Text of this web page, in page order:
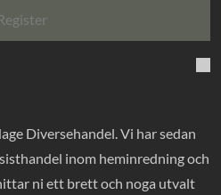
Diversehandel. Vi har sedan
inom heminredning och
ni ett brett och noga utvalt